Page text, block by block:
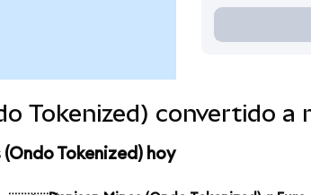
Tokenized) convertido a
Tokenized) hoy